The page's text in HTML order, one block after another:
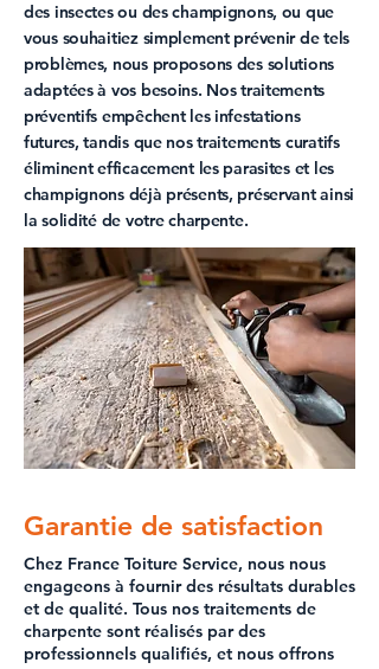
des insectes ou des champignons, ou que
vous souhaitiez simplement prévenir de tels
problèmes, nous proposons des solutions
adaptées à vos besoins. Nos traitements
préventifs empêchent les infestations
futures, tandis que nos traitements curatifs
éliminent efficacement les parasites et les
champignons déjà présents, préservant ainsi
la solidité de votre charpente.
Garantie de satisfaction
Chez France Toiture Service, nous nous
engageons à fournir des résultats durables
et de qualité. Tous nos traitements de
charpente sont réalisés par des
professionnels qualifiés, et nous offrons